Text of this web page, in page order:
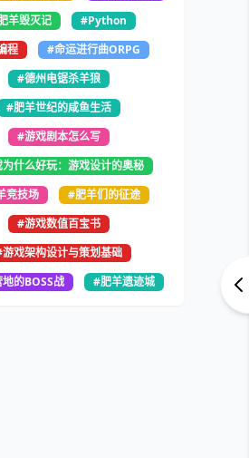
羊毁灭记
#Python
程
#命运进行曲ORPG
#德州电锯杀羊狼
#肥羊世纪的咸鱼生活
#游戏剧本怎么写
什么好玩：游戏设计的奥秘
竞技场
#肥羊们的征途
#游戏数值百宝书
戏架构设计与策划基础
的BOSS战
#肥羊遗迹城